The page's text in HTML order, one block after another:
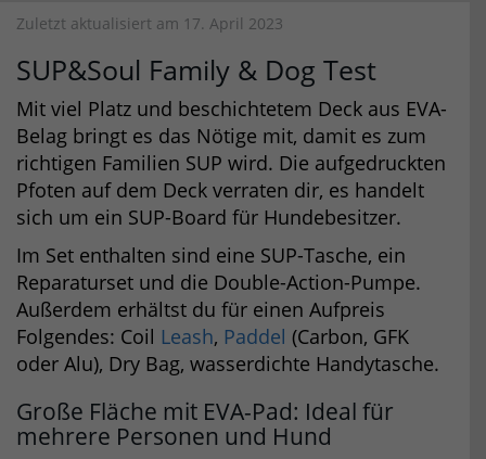
Zuletzt aktualisiert am 17. April 2023
SUP&Soul Family & Dog Test
Mit viel Platz und beschichtetem Deck aus EVA-
Belag bringt es das Nötige mit, damit es zum
richtigen Familien SUP wird. Die aufgedruckten
Pfoten auf dem Deck verraten dir, es handelt
sich um ein SUP-Board für Hundebesitzer.
Im Set enthalten sind eine SUP-Tasche, ein
Reparaturset und die Double-Action-Pumpe.
Außerdem erhältst du für einen Aufpreis
Folgendes: Coil Leash, Paddel (Carbon, GFK
oder Alu), Dry Bag, wasserdichte Handytasche.
Große Fläche mit EVA-Pad: Ideal für
mehrere Personen und Hund